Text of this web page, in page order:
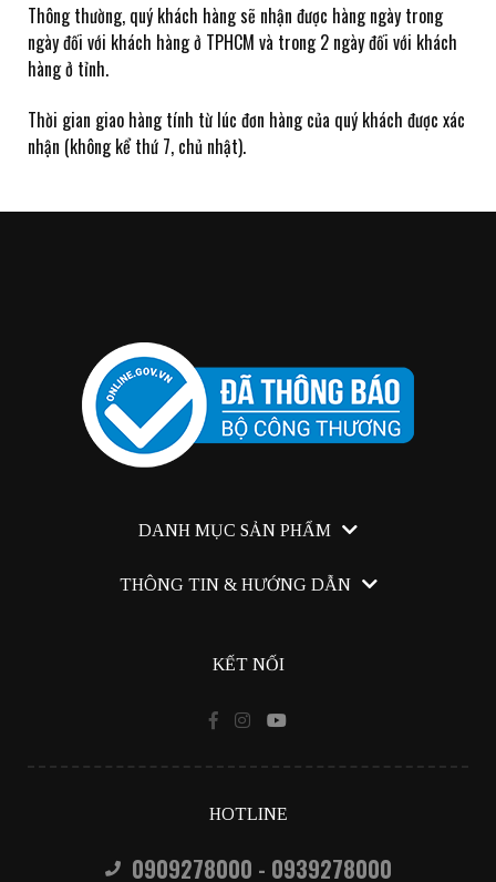
Thông thường, quý khách hàng sẽ nhận được hàng ngày trong
ngày đối với khách hàng ở TPHCM và trong 2 ngày đối với khách
hàng ở tỉnh.
Thời gian giao hàng tính từ lúc đơn hàng của quý khách được xác
nhận (không kể thứ 7, chủ nhật).
DANH MỤC SẢN PHẨM
Canmake Tokyo
THÔNG TIN & HƯỚNG DẪN
Chính sách bán hàng
Cách thức giao nhận
KẾT NỐI
HOTLINE
0909278000 - 0939278000